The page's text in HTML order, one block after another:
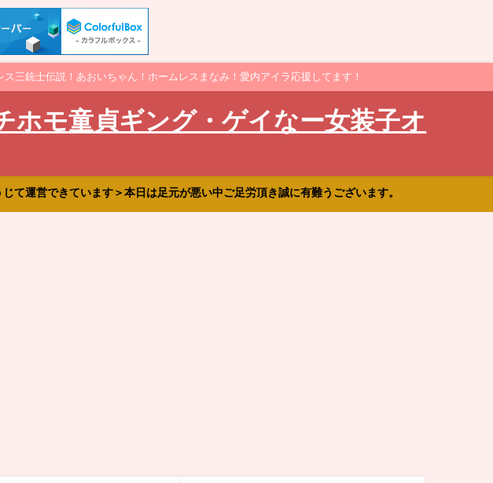
三銃士伝説！あおいちゃん！ホームレスまなみ！愛内アイラ応援してます！
ホモ童貞ギング・ゲイなー女装子オ
て運営できています＞本日は足元が悪い中ご足労頂き誠に有難うございます。